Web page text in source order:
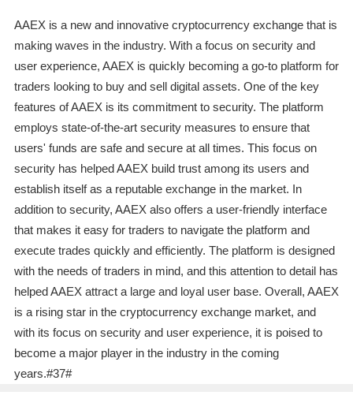
AAEX is a new and innovative cryptocurrency exchange that is
making waves in the industry. With a focus on security and
user experience, AAEX is quickly becoming a go-to platform for
traders looking to buy and sell digital assets. One of the key
features of AAEX is its commitment to security. The platform
employs state-of-the-art security measures to ensure that
users' funds are safe and secure at all times. This focus on
security has helped AAEX build trust among its users and
establish itself as a reputable exchange in the market. In
addition to security, AAEX also offers a user-friendly interface
that makes it easy for traders to navigate the platform and
execute trades quickly and efficiently. The platform is designed
with the needs of traders in mind, and this attention to detail has
helped AAEX attract a large and loyal user base. Overall, AAEX
is a rising star in the cryptocurrency exchange market, and
with its focus on security and user experience, it is poised to
become a major player in the industry in the coming
years.#37#